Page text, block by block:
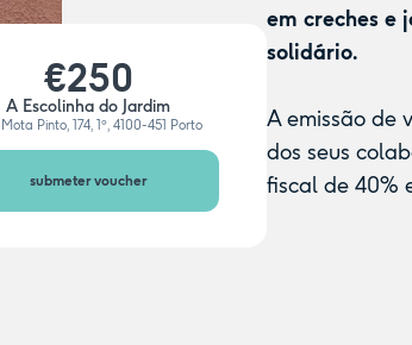
€250
A Escolinha do Jardim
Pinto, 174, 1º, 4100-451 Porto
submeter voucher
em creches e
solidário.
A emissão de
dos seus
fiscal de 40%